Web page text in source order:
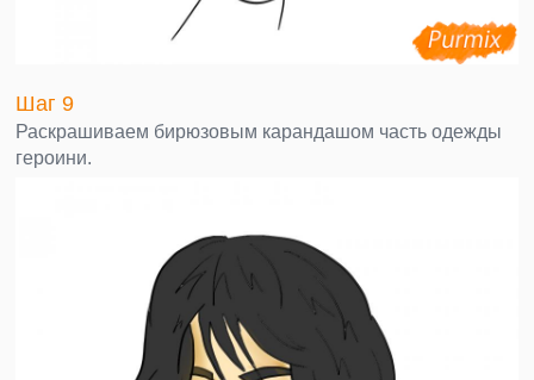
Шаг 9
Раскрашиваем бирюзовым карандашом часть одежды
героини.